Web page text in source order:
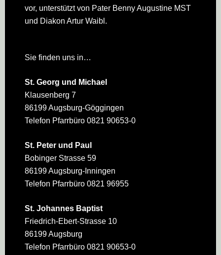
vor, unterstützt von Pater Benny Augustine MST
und Diakon Artur Waibl.
Sie finden uns in…
St. Georg und Michael
Klausenberg 7
86199 Augsburg-Göggingen
Telefon Pfarrbüro 0821 90653-0
St. Peter und Paul
Bobinger Strasse 59
86199 Augsburg-Inningen
Telefon Pfarrbüro 0821 96955
St. Johannes Baptist
Friedrich-Ebert-Strasse 10
86199 Augsburg
Telefon Pfarrbüro 0821 90653-0